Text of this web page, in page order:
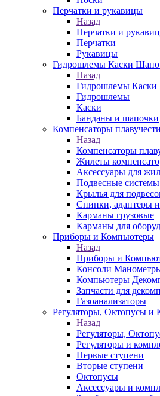
Перчатки и рукавицы
Назад
Перчатки и
Перчатки
Рукавицы
Гидрошлемы Каски
Назад
Гидрошлемы
Гидрошлемы
Каски
Банданы и шапочки
Компенсаторы плавучести
Назад
Компенсаторы
Жилеты
Аксессуары для
Подвесные системы
Крылья для
Спинки, адаптеры и
Карманы грузовые
Карманы для
Приборы и Компьютеры
Назад
Приборы и
Консоли
Компьютеры
Запчасти для
Газоанализаторы
Регуляторы, Октопусы и
Назад
Регуляторы,
Регуляторы и
Первые ступени
Вторые ступени
Октопусы
Аксессуары и